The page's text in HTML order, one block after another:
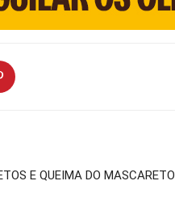
E QUEIMA DO MASCARETO